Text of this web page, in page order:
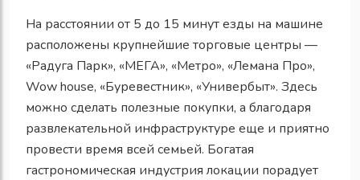
На расстоянии от 5 до 15 минут езды на машине
расположены крупнейшие торговые центры —
«Радуга Парк», «МЕГА», «Метро», «Лемана Про»,
Wow house, «Буревестник», «Универбыт». Здесь
можно сделать полезные покупки, а благодаря
развлекательной инфраструктуре еще и приятно
провести время всей семьей. Богатая
гастрономическая индустрия локации порадует